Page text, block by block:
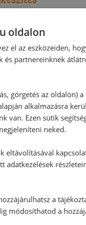
melegen
elkészítés
nem szereti az
oldalon
el az eszközeiden,
partnereinknek
görgetés az oldalon)
alkalmazásra
van. Ezen sütik
neked.
eltávolításával
adatkezelések
a
módosíthatod a